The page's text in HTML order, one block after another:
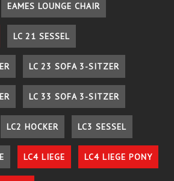
EAMES LOUNGE CHAIR
LC 21 SESSEL
LC 23 SOFA 3-SITZER
LC 33 SOFA 3-SITZER
LC2 HOCKER LC3 SESSEL
LC4 LIEGE LC4 LIEGE PONY